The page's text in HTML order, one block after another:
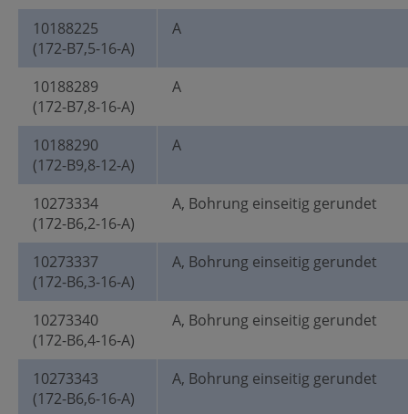
10188225
(172-B7,5-16-A)
A
10188289
(172-B7,8-16-A)
A
10188290
(172-B9,8-12-A)
A
10273334
(172-B6,2-16-A)
A, Bohrung einseitig gerundet
10273337
(172-B6,3-16-A)
A, Bohrung einseitig gerundet
10273340
(172-B6,4-16-A)
A, Bohrung einseitig gerundet
10273343
(172-B6,6-16-A)
A, Bohrung einseitig gerundet